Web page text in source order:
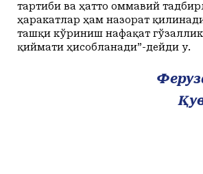
тартиби ва ҳатто оммавий
ҳаракатлар ҳам назорат
ташқи кўриниш нафақат
қиймати ҳисобланади”-дейди у.